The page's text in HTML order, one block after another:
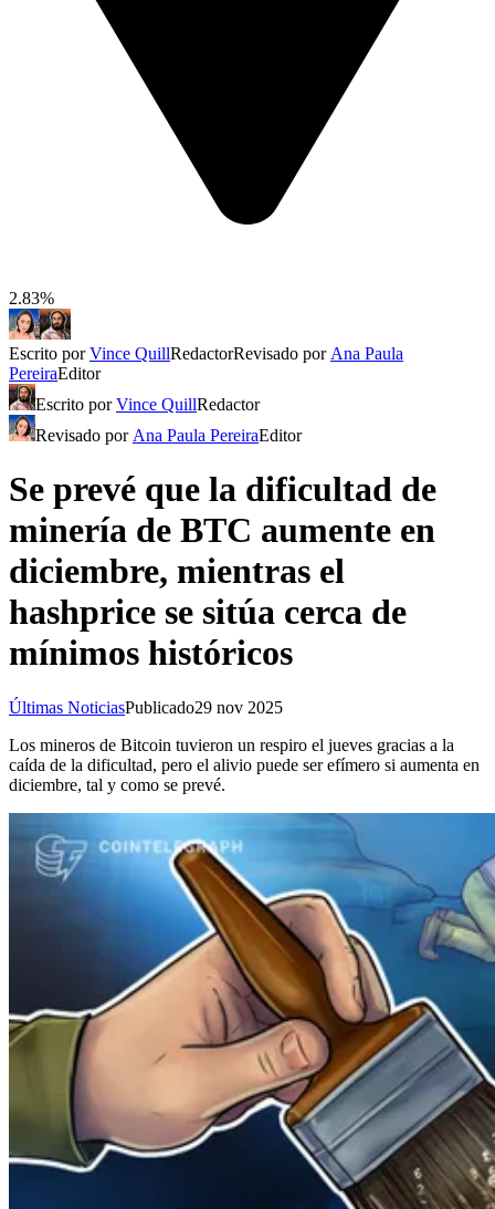
2.83%
Escrito porVince QuillRedactorRevisado por Ana Paula
PereiraEditor
Escrito porVince QuillRedactor
Revisado por Ana Paula PereiraEditor
Se prevé que la dificultad de
minería de BTC aumente en
diciembre, mientras el
hashprice se sitúa cerca de
mínimos históricos
Últimas NoticiasPublicado29 nov 2025
Los mineros de Bitcoin tuvieron un respiro el jueves gracias a la
caída de la dificultad, pero el alivio puede ser efímero si aumenta en
diciembre, tal y como se prevé.